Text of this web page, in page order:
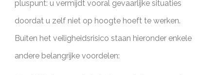
pluspunt: u vermijdt vooral gevaarlijke situaties
doordat u zelf niet op hoogte hoeft te werken.
Buiten het veiligheidsrisico staan hieronder enkele
andere belangrijke voordelen: